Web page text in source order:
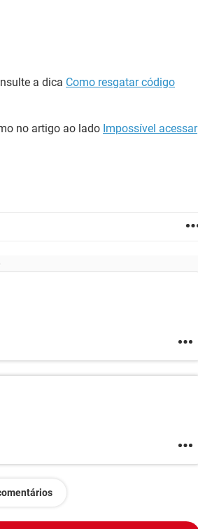
a dica Como resgatar código
no artigo ao lado Impossível acessar